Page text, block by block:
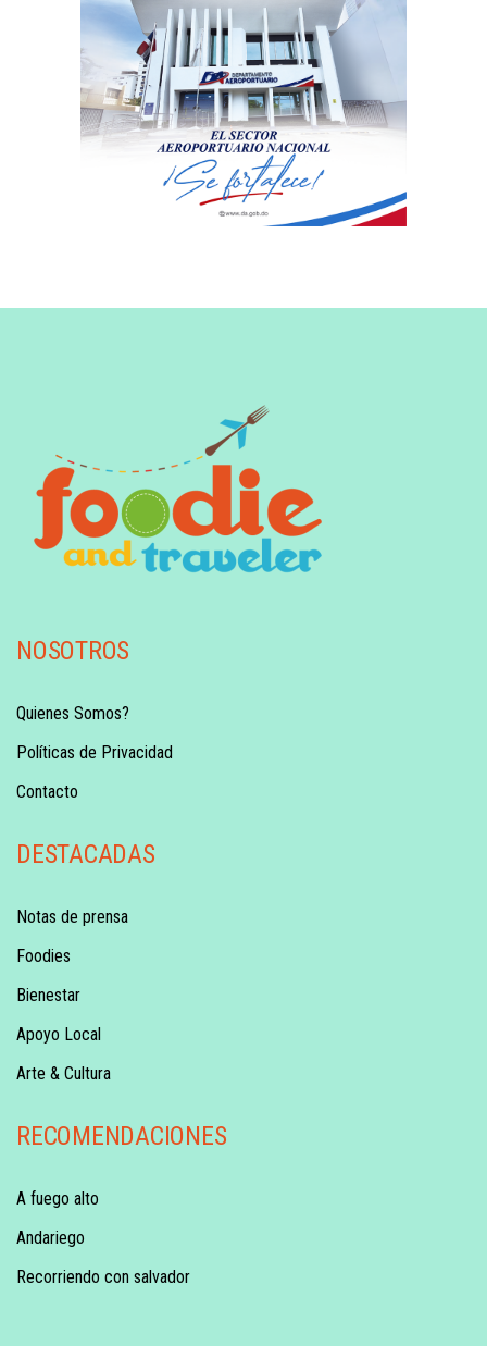
NOSOTROS
Quienes Somos?
Políticas de Privacidad
Contacto
DESTACADAS
Notas de prensa
Foodies
Bienestar
Apoyo Local
Arte & Cultura
RECOMENDACIONES
A fuego alto
Andariego
Recorriendo con salvador